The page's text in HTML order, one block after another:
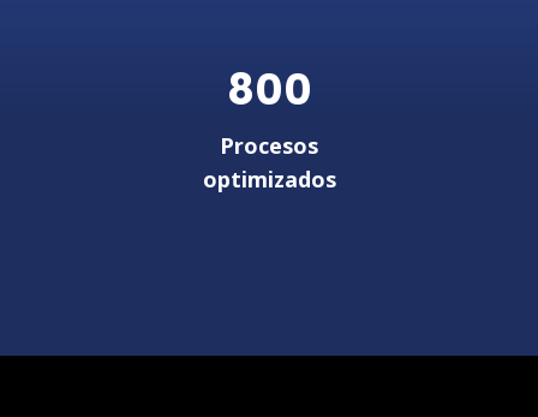
800
Procesos
optimizados